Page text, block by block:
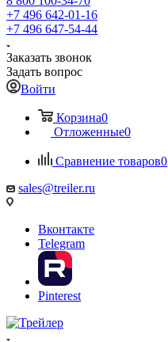
+7 496 642-01-16
+7 496 647-54-44
Заказать звонок
Задать вопрос
Войти
Корзина0
Отложенные0
Сравнение товаров0
sales@treiler.ru
Вконтакте
Telegram
Pinterest